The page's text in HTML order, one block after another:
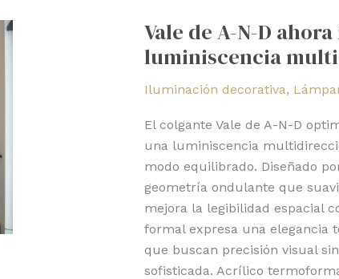
Vale de A-N-D
luminiscencia
Iluminación decorativa,
El colgante Vale de A-N-D
una luminiscencia
modo equilibrado. Diseñado
geometría ondulante que
mejora la legibilidad espacial
formal expresa una elegancia
que buscan precisión visual
sofisticada. Acrílico
A-
N-
ahora